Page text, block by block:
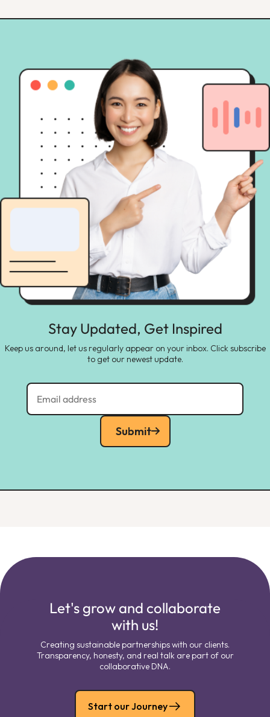
Stay Updated, Get Inspired
Keep us around, let us regularly appear on your inbox. Click subscribe
to get our newest update.
Submit
Let's grow and collaborate
with us!
Creating sustainable partnerships with our clients.
Transparency, honesty, and real talk are part of our
collaborative DNA.
Start our Journey